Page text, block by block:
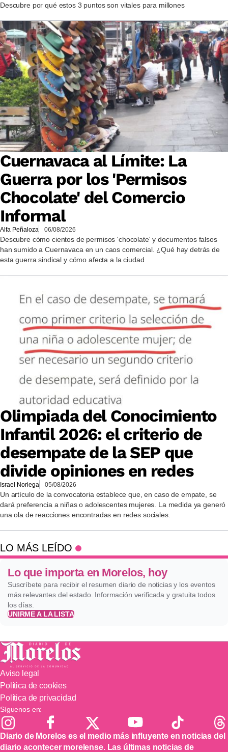
Descubre por qué estos 3 puntos son vitales para millones
Cuernavaca al Límite: La
Guerra por los 'Permisos
Chocolate' del Comercio
Informal
Alfa Peñaloza 06/08/2026
Descubre cómo cientos de permisos 'chocolate' y documentos falsos
han sumido a Cuernavaca en un caos comercial. ¿Qué hay detrás de
esta guerra sindical y cómo afecta a la ciudad
Olimpiada del Conocimiento
Infantil 2026: el criterio de
desempate de la SEP que
divide opiniones en redes
Israel Noriega 05/08/2026
Un artículo de la convocatoria establece que, en caso de empate, se
dará preferencia a niñas o adolescentes mujeres. La medida ya generó
una ola de reacciones encontradas en redes sociales.
LO MÁS LEÍDO
Lo que importa en Morelos, hoy
Suscríbete para recibir el resumen diario de noticias y los eventos
más relevantes del estado. Información verificada y gratuita todos
los días.
UNIRME A LA LISTA
Aviso legal
Política de cookies
Política de privacidad
Síguenos en:
Diario de Morelos es el medio más influyente en noticias del
diario acontecer morelense. Las últimas noticias de